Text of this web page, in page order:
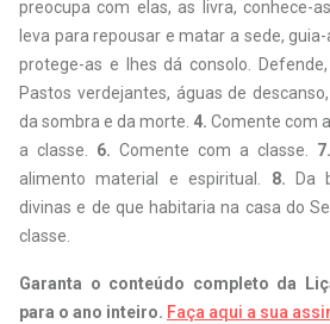
preocupa com elas, as livra, conhece-
leva para repousar e matar a sede,
protege-as e lhes dá consolo.
Pastos verdejantes, águas de
da sombra e da morte. 4. Comente com
a classe. 6. Comente com a classe. 7.
alimento material e espiritual. 8. Da
divinas e de que habitaria na casa do
classe.
Garanta o conteúdo completo da
para o ano inteiro. Faça aqui a sua